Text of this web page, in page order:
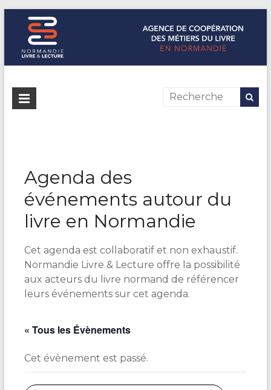
Normandie Livre & Lecture
L'agence de coopération des métiers du livre en Normandie
Agenda des
événements autour du
livre en Normandie
Cet agenda est collaboratif et non exhaustif.
Normandie Livre & Lecture offre la possibilité
aux acteurs du livre normand de référencer
leurs événements sur cet agenda.
« Tous les Évènements
Cet évènement est passé.